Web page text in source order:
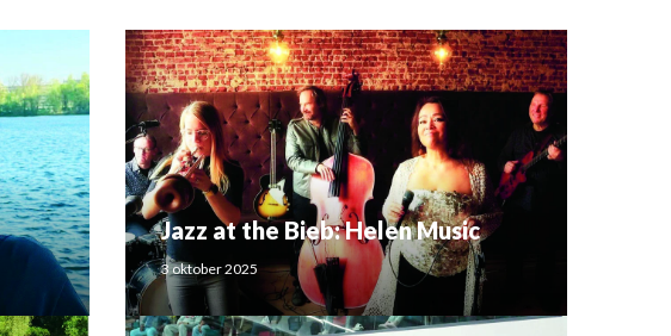
Jazz at the Bieb: Helen Music
3 oktober 2025